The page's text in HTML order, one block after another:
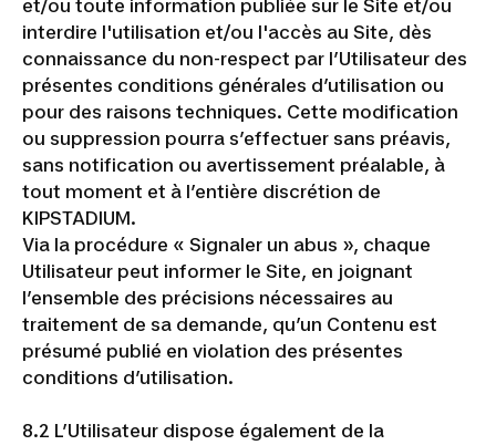
et/ou toute information publiée sur le Site et/ou
interdire l'utilisation et/ou l'accès au Site, dès
connaissance du non-respect par l’Utilisateur des
présentes conditions générales d’utilisation ou
pour des raisons techniques. Cette modification
ou suppression pourra s’effectuer sans préavis,
sans notification ou avertissement préalable, à
tout moment et à l’entière discrétion de
KIPSTADIUM.
Via la procédure « Signaler un abus », chaque
Utilisateur peut informer le Site, en joignant
l’ensemble des précisions nécessaires au
traitement de sa demande, qu’un Contenu est
présumé publié en violation des présentes
conditions d’utilisation.
8.2 L’Utilisateur dispose également de la